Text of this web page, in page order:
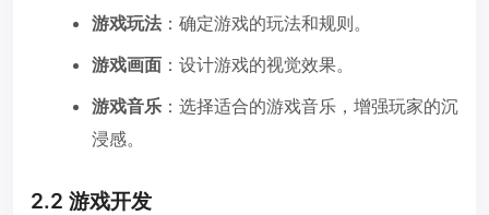
游戏玩法 ：确定游戏的玩法和规则。
游戏画面 ：设计游戏的视觉效果。
游戏音乐 ：选择适合的游戏音乐，增强玩家的沉
浸感。
2.2 游戏开发